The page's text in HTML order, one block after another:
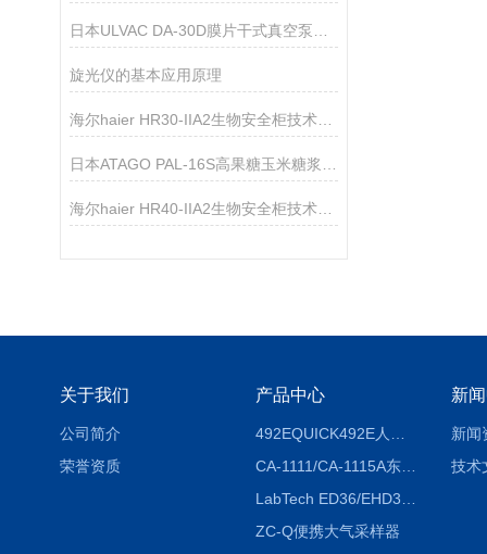
旋光仪的基本应用原理
海尔haier HR30-IIA2生物安全柜技术参数
海尔haier HR40-IIA2生物安全柜技术参数
关于我们
公司简介
荣誉资质
产品中心
CA-1111/CA-1115A东京理化EYELA CA-1111/CA-1115A冷却水循环装置
ZC-Q便携大气采样器
新
新闻
技术